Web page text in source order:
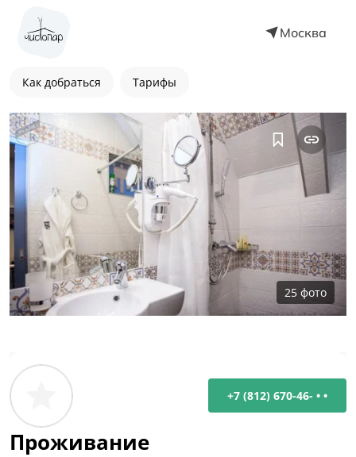
Москва
Как добраться Тарифы
25 фото
+7 (812) 670-46- • •
Проживание